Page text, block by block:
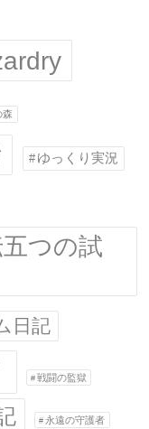
森
ゆっくり実況
つの試
日記
戦闘の監獄
永遠の守護者